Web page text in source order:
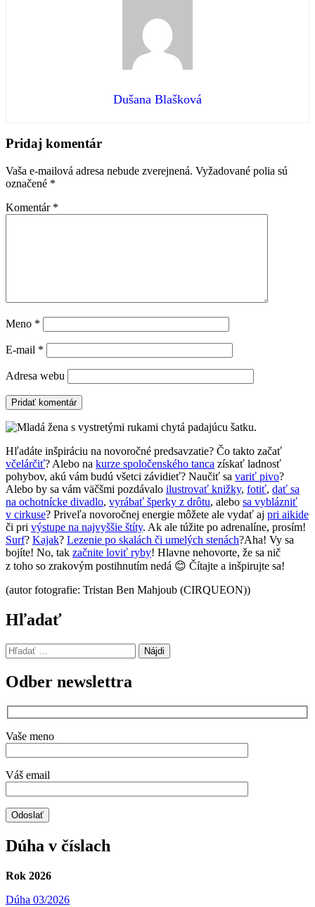
Dušana Blašková
späť
hlavnú
navigáciu
Pridaj komentár
Vaša e-mailová adresa nebude zverejnená. Vyžadované polia sú
označené *
Komentár *
Meno *
E-mail *
Adresa webu
Hľadáte inšpiráciu na novoročné predsavzatie? Čo takto začať
včelárčiť? Alebo na kurze spoločenského tanca získať ladnosť
pohybov, akú vám budú všetci závidieť? Naučiť sa variť pivo?
Alebo by sa vám väčšmi pozdávalo ilustrovať knižky, fotiť, dať sa
na ochotnícke divadlo, vyrábať šperky z drôtu, alebo sa vyblázniť
v cirkuse? Priveľa novoročnej energie môžete ale vydať aj pri aikide
či pri výstupe na najvyššie štíty. Ak ale túžite po adrenalíne, prosím!
Surf? Kajak? Lezenie po skalách či umelých stenách?Aha! Vy sa
bojíte! No, tak začnite loviť ryby! Hlavne nehovorte, že sa nič
z toho so zrakovým postihnutím nedá 😊 Čítajte a inšpirujte sa!
(autor fotografie: Tristan Ben Mahjoub (CIRQUEON))
Hľadať
Hľadať:
Odber newslettra
Vaše meno
Váš email
Dúha v číslach
Rok 2026
Dúha 03/2026